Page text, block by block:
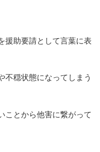
援助要請として言葉に表
不穏状態になってしまう
ことから他害に繋がって